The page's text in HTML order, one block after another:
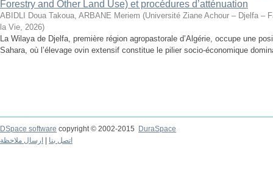
Forestry and Other Land Use) et procédures d’atténuation
ABIDLI Doua Takoua, ARBANE Meriem (Université Ziane Achour – Djelfa –
la Vie, 2026)
La Wilaya de Djelfa, première région agropastorale d’Algérie, occupe une
Sahara, où l’élevage ovin extensif constitue le pilier socio-économique
DSpace software copyright © 2002-2015
DuraSpace
اتصل بنا
ارسال ملاحظة